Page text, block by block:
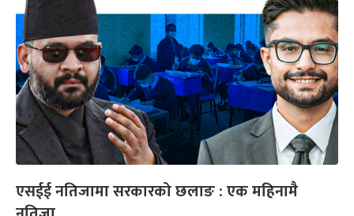
एसईई नतिजामा सरकारको छलाङ : एक महिनामै